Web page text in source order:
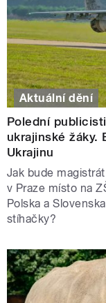
Aktuální dění
Polední
ukrajinské žáky.
Ukrajinu
Jak bude
v Praze místo na
Polska a
stíhačky?